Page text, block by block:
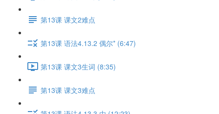
第13课 课文2难点
第13课 语法4.13.2 偶尔* (6:47)
第13课 课文3生词 (8:35)
第13课 课文3难点